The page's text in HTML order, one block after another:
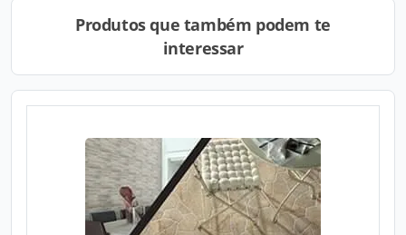
Produtos que também podem te
interessar